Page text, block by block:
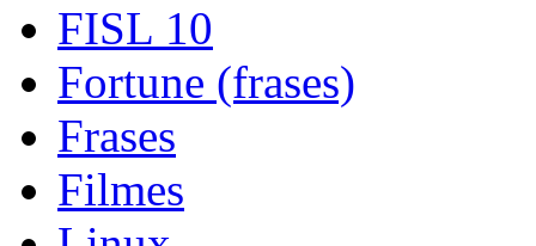
FISL 10
Fortune (frases)
Frases
Filmes